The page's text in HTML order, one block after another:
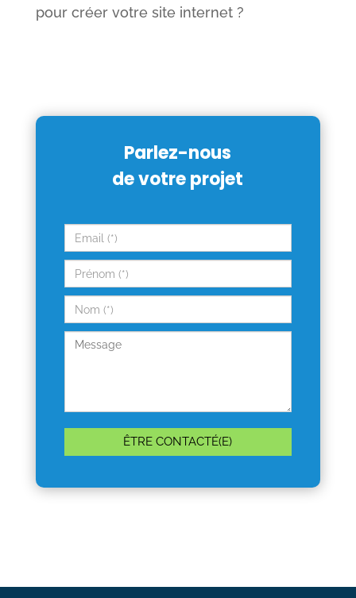
pour créer votre site internet ?
Parlez-nous
de votre projet